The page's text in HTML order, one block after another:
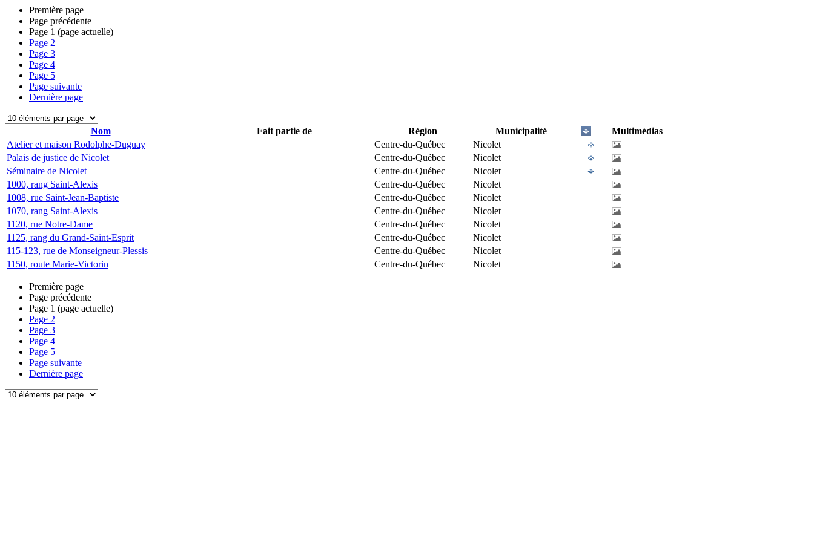
Première page
Page précédente
Page 1 (page actuelle)
Page 2
Page 3
Page 4
Page 5
Page suivante
Dernière page
Nom Fait partie de Région Municipalité
Multimédias
Atelier et maison Rodolphe-Duguay
Centre-du-Québec
Nicolet
Palais de justice de Nicolet
Centre-du-Québec
Nicolet
Séminaire de Nicolet
Centre-du-Québec
Nicolet
1000, rang Saint-Alexis
Centre-du-Québec
Nicolet
1008, rue Saint-Jean-Baptiste
Centre-du-Québec
Nicolet
1070, rang Saint-Alexis
Centre-du-Québec
Nicolet
1120, rue Notre-Dame
Centre-du-Québec
Nicolet
1125, rang du Grand-Saint-Esprit
Centre-du-Québec
Nicolet
115-123, rue de Monseigneur-Plessis
Centre-du-Québec
Nicolet
1150, route Marie-Victorin
Centre-du-Québec Nicolet
Première page
Page précédente
Page 1 (page actuelle)
Page 2
Page 3
Page 4
Page 5
Page suivante
Dernière page